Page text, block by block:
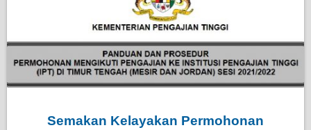
Semakan Kelayakan Permohonan